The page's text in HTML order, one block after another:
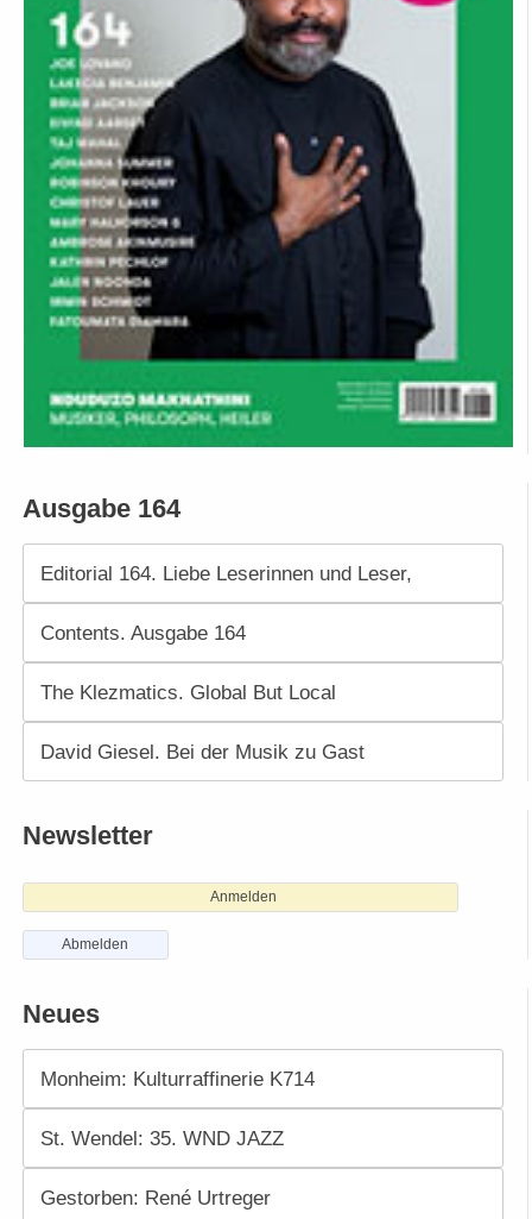
Ausgabe 164
Editorial 164. Liebe Leserinnen und Leser,
Contents. Ausgabe 164
The Klezmatics. Global But Local
David Giesel. Bei der Musik zu Gast
Newsletter
Anmelden
Abmelden
Neues
Monheim: Kulturraffinerie K714
St. Wendel: 35. WND JAZZ
Gestorben: René Urtreger